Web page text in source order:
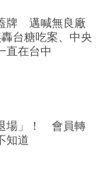
牌 邁喊無良廠
台糖吃案、中央
在台中
場」！ 會員轉
知道